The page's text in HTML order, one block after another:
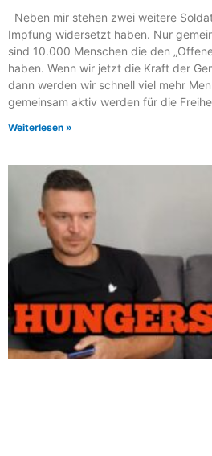
Neben mir stehen zwei weitere
Impfung widersetzt haben. Nur
sind 10.000 Menschen die den
haben. Wenn wir jetzt die Kraft der
dann werden wir schnell viel mehr
gemeinsam aktiv werden für die
Weiterlesen »